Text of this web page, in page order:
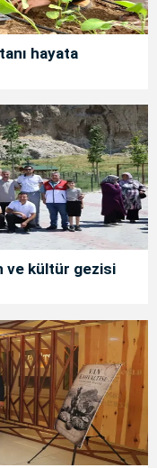
hayata
ve kültür gezisi